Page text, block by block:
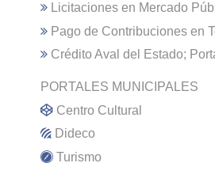
Licitaciones en Mercado
Pago de Contribuciones en
Crédito Aval del Estado;
PORTALES MUNICIPALES
Centro Cultural
Dideco
Turismo